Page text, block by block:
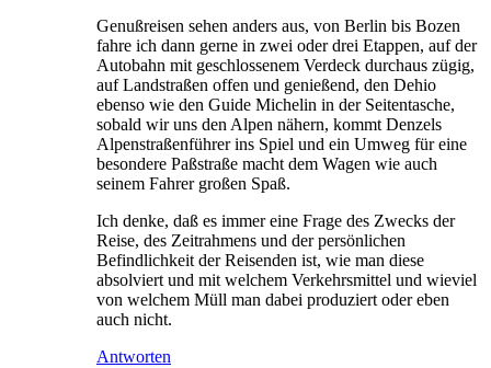
Genußreisen sehen anders aus, von Berlin bis Bozen
fahre ich dann gerne in zwei oder drei Etappen, auf der
Autobahn mit geschlossenem Verdeck durchaus zügig,
auf Landstraßen offen und genießend, den Dehio
ebenso wie den Guide Michelin in der Seitentasche,
sobald wir uns den Alpen nähern, kommt Denzels
Alpenstraßenführer ins Spiel und ein Umweg für eine
besondere Paßstraße macht dem Wagen wie auch
seinem Fahrer großen Spaß.
Ich denke, daß es immer eine Frage des Zwecks der
Reise, des Zeitrahmens und der persönlichen
Befindlichkeit der Reisenden ist, wie man diese
absolviert und mit welchem Verkehrsmittel und wieviel
von welchem Müll man dabei produziert oder eben
auch nicht.
Antworten